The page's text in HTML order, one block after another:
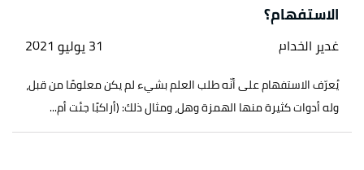
الاستفهام؟
غدير الخدام 31 يوليو 2021
يُعرّف الاستفهام على أنّه طلب العلم بشيء لم يكن معلومًا من قبل،
وله أدوات كثيرة منها الهمزة وهل، ومثال ذلك: (أراكبًا جئت أم...